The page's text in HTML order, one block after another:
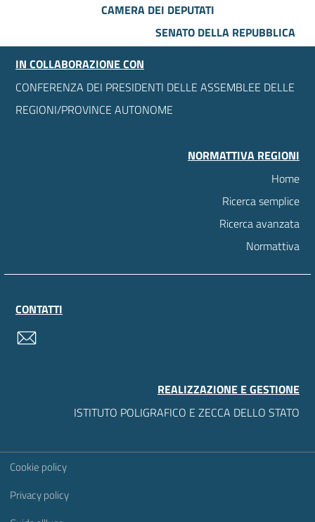
CAMERA DEI DEPUTATI
SENATO DELLA REPUBBLICA
IN COLLABORAZIONE CON
CONFERENZA DEI PRESIDENTI DELLE ASSEMBLEE DELLE
REGIONI/PROVINCE AUTONOME
NORMATTIVA REGIONI
Home
Ricerca semplice
Ricerca avanzata
Normattiva
CONTATTI
REALIZZAZIONE E GESTIONE
ISTITUTO POLIGRAFICO E ZECCA DELLO STATO
Sezione Link Utili
Cookie policy
Privacy policy